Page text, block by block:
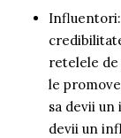
retelele de
le
sa devii
devii un